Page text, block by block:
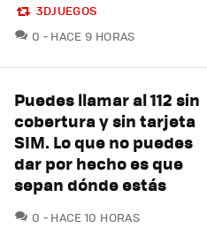
3DJUEGOS
0 COMENTARIOS
HACE 9 HORAS
Puedes llamar al 112 sin
cobertura y sin tarjeta
SIM. Lo que no puedes
dar por hecho es que
sepan dónde estás
0 COMENTARIOS
HACE 10 HORAS